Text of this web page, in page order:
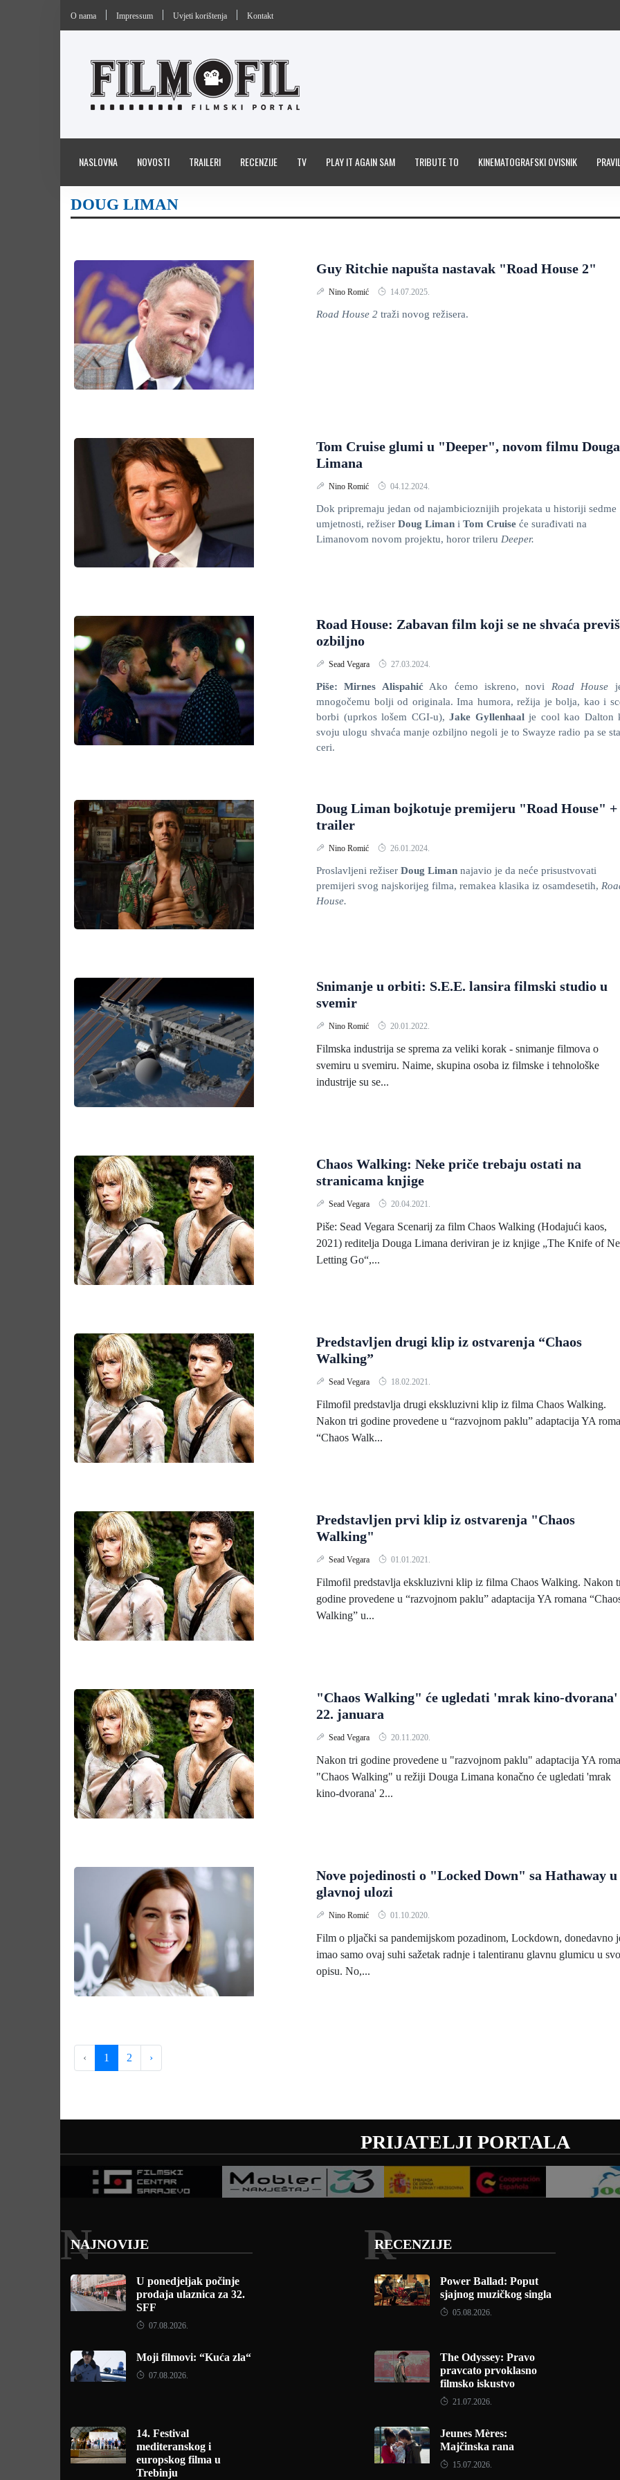
O nama Impressum Uvjeti korištenja Kontakt
NASLOVNA NOVOSTI TRAILERI RECENZIJE TV PLAY IT AGAIN SAM TRIBUTE TO KINEMATOGRAFSKI OVISNIK
DOUG LIMAN
Guy Ritchie napušta nastavak "Road House 2"
Nino Romić 14.07.2025.
Road House 2 traži novog režisera.
Tom Cruise glumi u "Deeper", novom filmu Douga
Limana
Nino Romić 04.12.2024.
Dok pripremaju jedan od najambicioznijih projekata u historiji sedme
umjetnosti, režiser Doug Liman i Tom Cruise će surađivati na
Limanovom novom projektu, horor trileru Deeper.
Road House: Zabavan film koji se ne shvaća
ozbiljno
Sead Vegara 27.03.2024.
Piše: Mirnes Alispahić Ako ćemo iskreno, novi Road House
mnogočemu bolji od originala. Ima humora, režija je bolja, kao i
borbi (uprkos lošem CGI-u), Jake Gyllenhaalje cool kao Dalton
svoju ulogu shvaća manje ozbiljno negoli je to Swayze radio pa se
ceri.
Doug Liman bojkotuje premijeru "Road House" +
trailer
Nino Romić 26.01.2024.
Proslavljeni režiser Doug Liman najavio je da neće prisustvovati
premijeri svog najskorijeg filma, remakea klasika iz osamdesetih,
House.
Snimanje u orbiti: S.E.E. lansira filmski studio u
svemir
Nino Romić 20.01.2022.
Filmska industrija se sprema za veliki korak - snimanje filmova o
svemiru u svemiru. Naime, skupina osoba iz filmske i tehnološke
industrije su se...
Chaos Walking: Neke priče trebaju ostati na
stranicama knjige
Sead Vegara 20.04.2021.
Piše: Sead Vegara Scenarij za film Chaos Walking (Hodajući kaos,
2021) reditelja Douga Limana deriviran je iz knjige „The Knife of
Letting Go“,...
Predstavljen drugi klip iz ostvarenja “Chaos
Walking”
Sead Vegara 18.02.2021.
Filmofil predstavlja drugi ekskluzivni klip iz filma Chaos Walking.
Nakon tri godine provedene u “razvojnom paklu” adaptacija YA
“Chaos Walk...
Predstavljen prvi klip iz ostvarenja "Chaos
Walking"
Sead Vegara 01.01.2021.
Filmofil predstavlja ekskluzivni klip iz filma Chaos Walking. Nakon
godine provedene u “razvojnom paklu” adaptacija YA romana
Walking” u...
"Chaos Walking" će ugledati 'mrak kino-dvorana'
22. januara
Sead Vegara 20.11.2020.
Nakon tri godine provedene u "razvojnom paklu" adaptacija YA
"Chaos Walking" u režiji Douga Limana konačno će ugledati 'mrak
kino-dvorana' 2...
Nove pojedinosti o "Locked Down" sa Hathaway u
glavnoj ulozi
Nino Romić 01.10.2020.
Film o pljački sa pandemijskom pozadinom, Lockdown, donedavno
imao samo ovaj suhi sažetak radnje i talentiranu glavnu glumicu u
opisu. No,...
‹ 1 2 ›
PRIJATELJI PORTALA
NAJNOVIJE
N
U ponedjeljak počinje
prodaja ulaznica za 32.
SFF
07.08.2026.
Moji filmovi: “Kuća zla“
07.08.2026.
14. Festival
mediteranskog i
europskog filma u
Trebinju
RECENZIJE
R
Power Ballad: Poput
sjajnog muzičkog singla
05.08.2026.
The Odyssey: Pravo
pravcato prvoklasno
filmsko iskustvo
21.07.2026.
Jeunes Mères:
Majčinska rana
15.07.2026.